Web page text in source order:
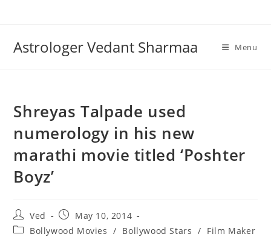
Astrologer Vedant Sharmaa Menu
Shreyas Talpade used
numerology in his new
marathi movie titled ‘Poshter
Boyz’
Post
author:
Ved
Post
published:
May 10, 2014
PostBollywood Movies / Bollywood Stars / Film Maker